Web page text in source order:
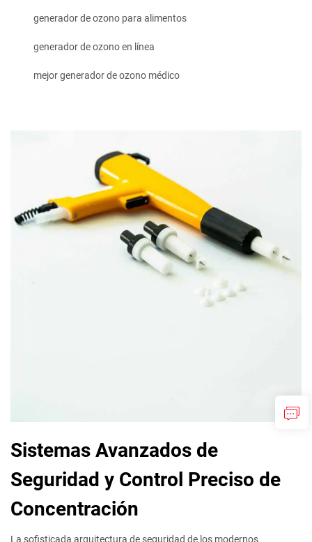
generador de ozono para alimentos
generador de ozono en línea
mejor generador de ozono médico
Sistemas Avanzados de
Seguridad y Control Preciso de
Concentración
La sofisticada arquitectura de seguridad de los modernos